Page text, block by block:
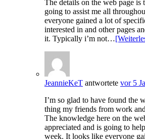
The details on the web page is
going to assist me all
everyone gained a lot of
interested in and other pages
it. Typically i’m not…
JeannieKeT antwortete vor 5
I’m so glad to have found the
thing my friends from work
The knowledge here on the
appreciated and is going to
week. It looks like everyone